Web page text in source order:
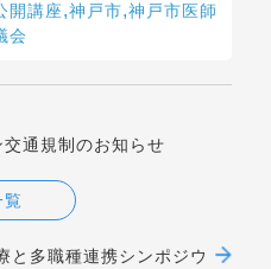
開講座,神戸市,神戸市医師
会
通規制のお知らせ
覧
多職種連携シンポジウ